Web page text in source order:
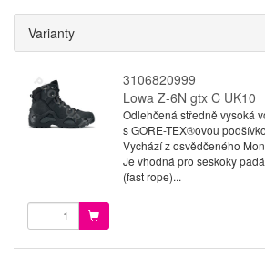
Varianty
3106820999
Lowa Z-6N gtx C UK10
Odlehčená středně vysoká
s GORE-TEX®ovou
Vychází z osvědčeného
Je vhodná pro seskoky
(fast rope)...